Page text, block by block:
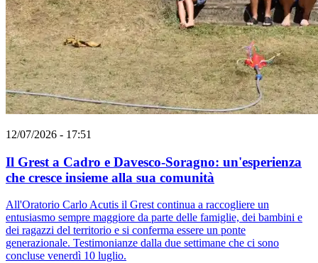
12/07/2026 - 17:51
Il Grest a Cadro e Davesco-Soragno: un'esperienza
che cresce insieme alla sua comunità
All'Oratorio Carlo Acutis il Grest continua a raccogliere un
entusiasmo sempre maggiore da parte delle famiglie, dei bambini e
dei ragazzi del territorio e si conferma essere un ponte
generazionale. Testimonianze dalla due settimane che ci sono
concluse venerdì 10 luglio.